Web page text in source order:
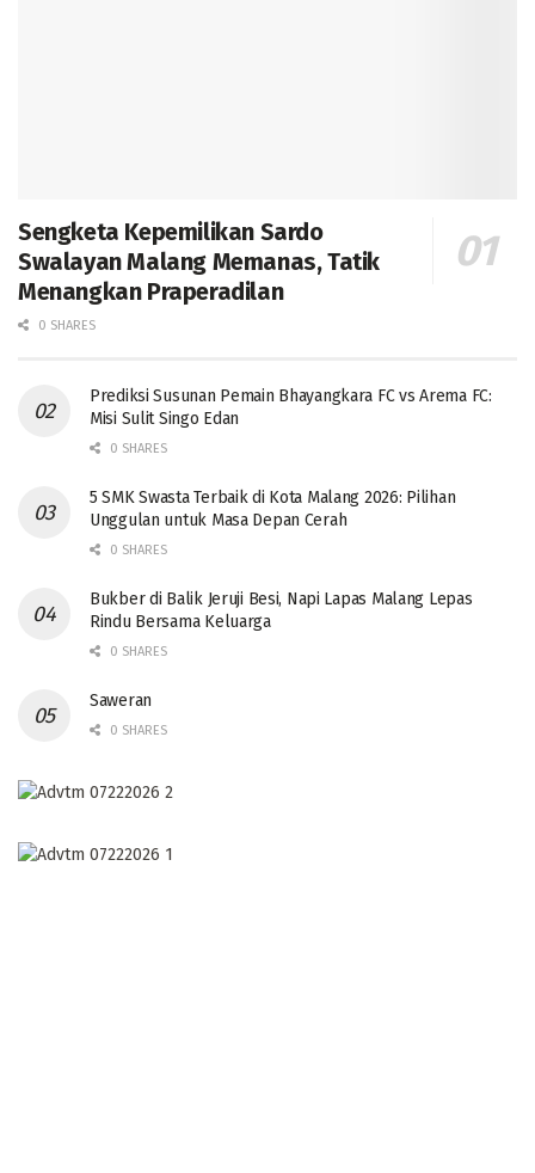
Sengketa Kepemilikan Sardo
Swalayan Malang Memanas, Tatik
Menangkan Praperadilan
0 SHARES
Prediksi Susunan Pemain Bhayangkara FC vs Arema FC:
Misi Sulit Singo Edan
0 SHARES
5 SMK Swasta Terbaik di Kota Malang 2026: Pilihan
Unggulan untuk Masa Depan Cerah
0 SHARES
Bukber di Balik Jeruji Besi, Napi Lapas Malang Lepas
Rindu Bersama Keluarga
0 SHARES
Saweran
0 SHARES